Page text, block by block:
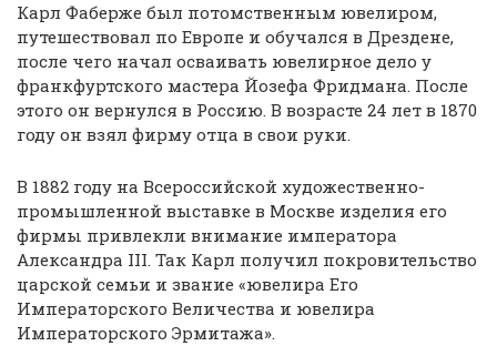
Карл Фаберже был потомственным ювелиром,
путешествовал по Европе и обучался в Дрездене,
после чего начал осваивать ювелирное дело у
франкфуртского мастера Йозефа Фридмана. После
этого он вернулся в Россию. В возрасте 24 лет в 1870
году он взял фирму отца в свои руки.
В 1882 году на Всероссийской художественно-
промышленной выставке в Москве изделия его
фирмы привлекли внимание императора
Александра III. Так Карл получил покровительство
царской семьи и звание «ювелира Его
Императорского Величества и ювелира
Императорского Эрмитажа».